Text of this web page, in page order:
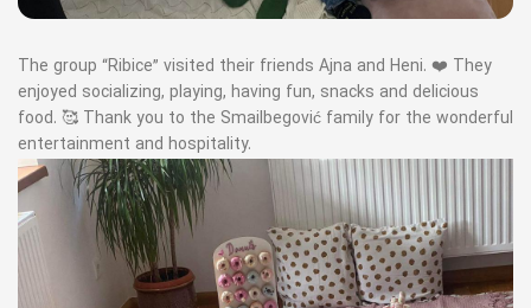
The group “Ribice” visited their friends Ajna and Heni. ❤️ They
enjoyed socializing, playing, having fun, snacks and delicious
food. 🥰 Thank you to the Smailbegović family for the wonderful
entertainment and hospitality.